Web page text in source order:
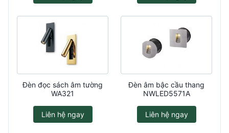
Đèn đọc sách âm tường
WA321
Liên hệ ngay
Đèn âm bậc cầu thang
NWLED5571A
Liên hệ ngay